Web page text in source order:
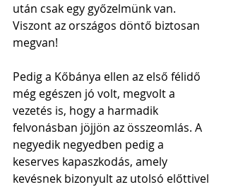
után csak egy győzelmünk van.
Viszont az országos döntő biztosan
megvan!
Pedig a Kőbánya ellen az első félidő
még egészen jó volt, megvolt a
vezetés is, hogy a harmadik
felvonásban jöjjön az összeomlás. A
negyedik negyedben pedig a
keserves kapaszkodás, amely
kevésnek bizonyult az utolsó előttivel